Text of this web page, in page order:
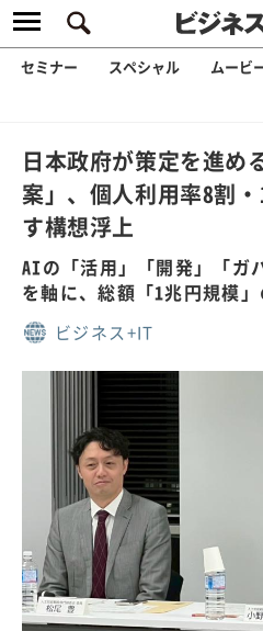
セミナー スペシャル ムービ
日本政府が策定を進め
案」、個人利用率8割
す構想浮上
AIの「活用」「開発」「ガ
を軸に、総額「1兆円規模
ビジネス+IT